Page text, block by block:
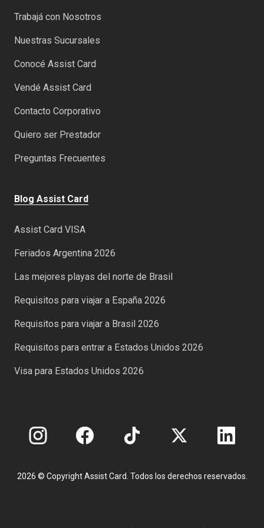
Trabajá con Nosotros
Nuestras Sucursales
Conocé Assist Card
Vendé Assist Card
Contacto Corporativo
Quiero ser Prestador
Preguntas Frecuentes
Blog Assist Card
Assist Card VISA
Feriados Argentina 2026
Las mejores playas del norte de Brasil
Requisitos para viajar a España 2026
Requisitos para viajar a Brasil 2026
Requisitos para entrar a Estados Unidos 2026
Visa para Estados Unidos 2026
2026 © Copyright Assist Card. Todos los derechos reservados.